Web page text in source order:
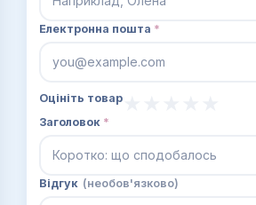
Електронна пошта *
Оцініть товар
Заголовок *
Відгук (необов'язково)